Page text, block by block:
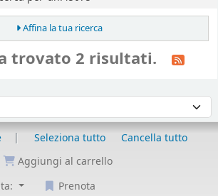
Affina la tua ricerca
trovato 2 risultati.
Seleziona tutto
Cancella tutto
Aggiungi al carrello
Prenota